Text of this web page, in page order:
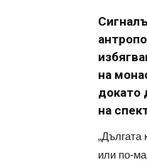
на
докато
на
„Дългата
или по-